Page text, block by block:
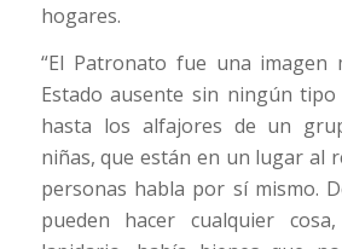
hogares.
“El Patronato fue una imagen
Estado ausente sin ningún tipo
hasta los alfajores de un
niñas, que están en un lugar al
personas habla por sí mismo.
pueden hacer cualquier